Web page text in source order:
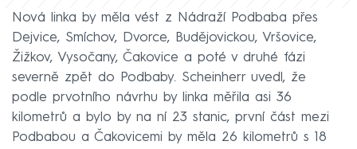
Nová linka by měla vést z Nádraží Podbaba přes
Dejvice, Smíchov, Dvorce, Budějovickou, Vršovice,
Žižkov, Vysočany, Čakovice a poté v druhé fázi
severně zpět do Podbaby. Scheinherr uvedl, že
podle prvotního návrhu by linka měřila asi 36
kilometrů a bylo by na ní 23 stanic, první část mezi
Podbabou a Čakovicemi by měla 26 kilometrů s 18